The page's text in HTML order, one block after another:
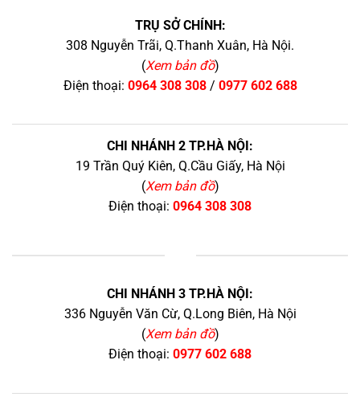
TRỤ SỞ CHÍNH:
308 Nguyễn Trãi, Q.Thanh Xuân, Hà Nội.
(Xem bản đồ)
Điện thoại: 0964 308 308/ 0977 602 688
CHI NHÁNH 2 TP.HÀ NỘI:
19 Trần Quý Kiên, Q.Cầu Giấy, Hà Nội
(Xem bản đồ)
Điện thoại: 0964 308 308
CHI NHÁNH 3 TP.HÀ NỘI:
336 Nguyễn Văn Cừ, Q.Long Biên, Hà Nội
(Xem bản đồ)
Điện thoại: 0977 602 688